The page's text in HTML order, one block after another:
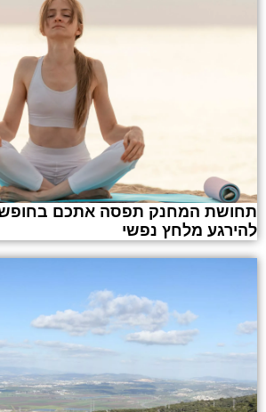
תחושת המחנק תפסה אתכם
להירגע מלחץ נפשי